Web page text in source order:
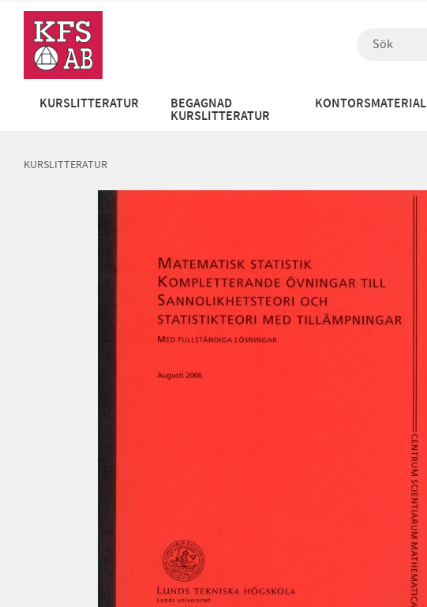
KURSLITTERATUR BEGAGNAD
KURSLITTERATUR
KONTORSMATERIAL
KURSLITTERATUR